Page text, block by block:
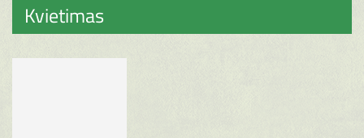
Kvietimas